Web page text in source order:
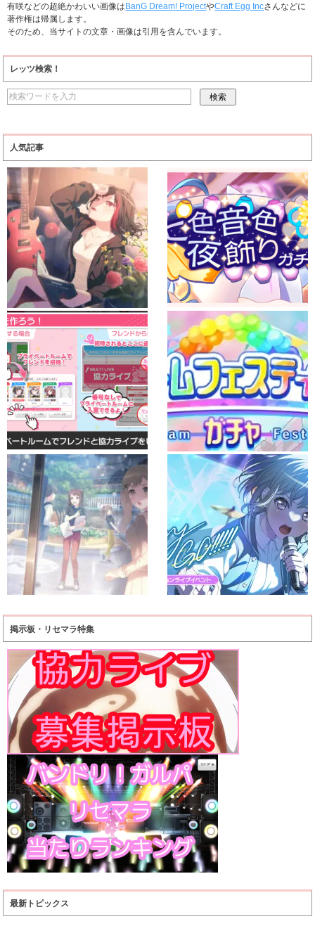
有咲などの超絶かわいい画像はBanG Dream! ProjectやCraft Egg Incさんなどに
著作権は帰属します。
そのため、当サイトの文章・画像は引用を含んでいます。
レッツ検索！
人気記事
掲示板・リセマラ特集
最新トピックス